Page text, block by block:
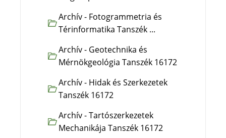
Archív - Fotogrammetria és
Térinformatika Tanszék ...
Archív - Geotechnika és
Mérnökgeológia Tanszék 16172
Archív - Hidak és Szerkezetek
Tanszék 16172
Archív - Tartószerkezetek
Mechanikája Tanszék 16172